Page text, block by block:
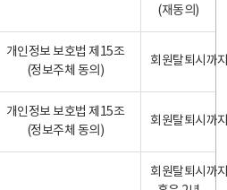
(재동의)
개인정보 보호법 제15조
(정보주체 동의)
회원탈퇴시까
개인정보 보호법 제15조
(정보주체 동의)
회원탈퇴시까
회원탈퇴시까